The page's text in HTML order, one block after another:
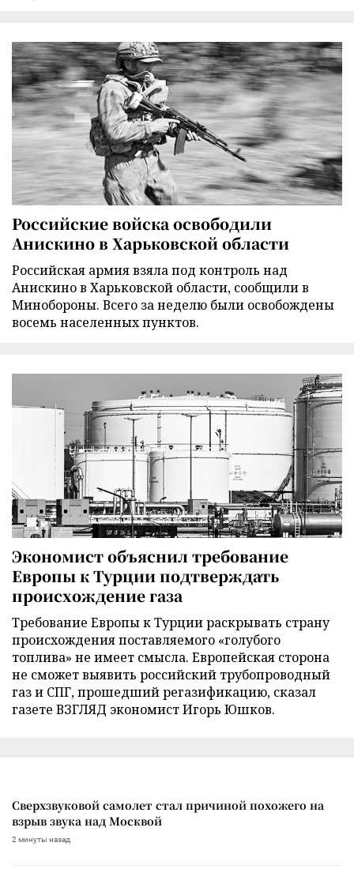
Российские войска освободили
Анискино в Харьковской области
Российская армия взяла под контроль над
Анискино в Харьковской области, сообщили в
Минобороны. Всего за неделю были освобождены
восемь населенных пунктов.
Экономист объяснил требование
Европы к Турции подтверждать
происхождение газа
Требование Европы к Турции раскрывать страну
происхождения поставляемого «голубого
топлива» не имеет смысла. Европейская сторона
не сможет выявить российский трубопроводный
газ и СПГ, прошедший регазификацию, сказал
газете ВЗГЛЯД экономист Игорь Юшков.
Сверхзвуковой самолет стал причиной похожего на
взрыв звука над Москвой
2 минуты назад